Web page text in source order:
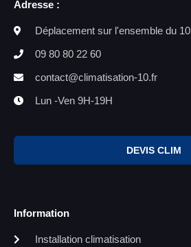
Adresse :
Déplacement sur l'ensemble du 10
09 80 80 22 60
contact@climatisation-10.fr
Lun -Ven 9H-19H
DEVIS CLIM
Information
Installation climatisation